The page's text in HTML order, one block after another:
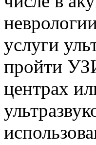
услуги
пройти
центрах